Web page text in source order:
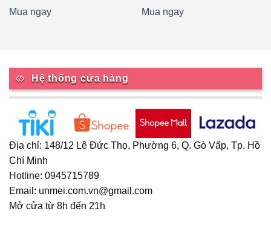
Các
tùy
chọn
thể
chọn
trang
sản
phẩm
Mua ngay Mua ngay
Hệ thống cửa hàng
Địa chỉ: 148/12 Lê Đức Thọ, Phường 6, Q. Gò Vấp, Tp. Hồ
Chí Minh
Hotline: 0945715789
Email: unmei.com.vn@gmail.com
Mở cửa từ 8h đến 21h